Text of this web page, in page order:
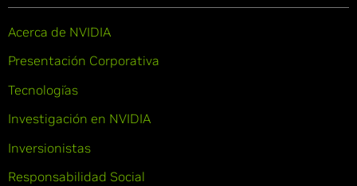
Acerca de NVIDIA
Presentación Corporativa
Tecnologías
Investigación en NVIDIA
Inversionistas
Responsabilidad Social